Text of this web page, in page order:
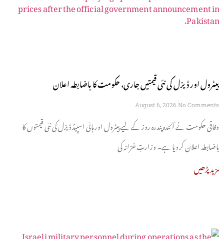
پیٹرول اور ڈیزل کی نئی قیمتیں جاری، حکومت کا باضابطہ اعلان
August 6, 2026 No Comments
وفاقی حکومت نے آئندہ پندرہ روز کے لیے پیٹرول اور ہائی اسپیڈ ڈیزل کی نئی قیمتوں کا
باضابطہ اعلان کر دیا ہے۔ وزارتِ خزانہ کی
مزید پڑھیں